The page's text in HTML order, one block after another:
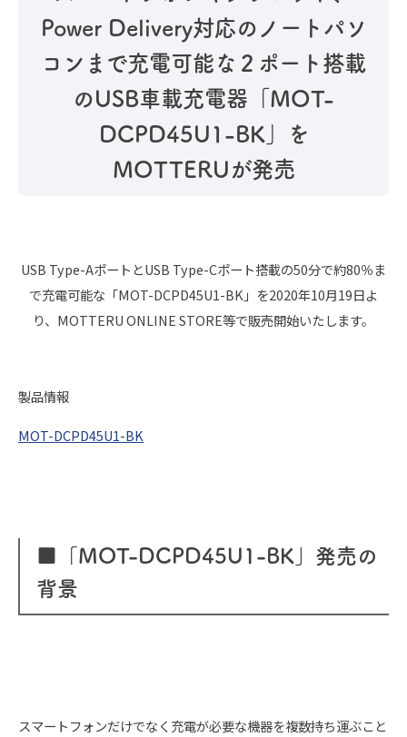
Power Delivery対応のノートパソ
コンまで充電可能な２ポート搭載
のUSB車載充電器「MOT-
DCPD45U1-BK」を
MOTTERUが発売
USB Type-AポートとUSB Type-Cポート搭載の50分で約80％ま
で充電可能な「MOT-DCPD45U1-BK」を2020年10月19日よ
り、MOTTERU ONLINE STORE等で販売開始いたします。
製品情報
MOT-DCPD45U1-BK
■「MOT-DCPD45U1-BK」発売の
背景
スマートフォンだけでなく充電が必要な機器を複数持ち運ぶこと